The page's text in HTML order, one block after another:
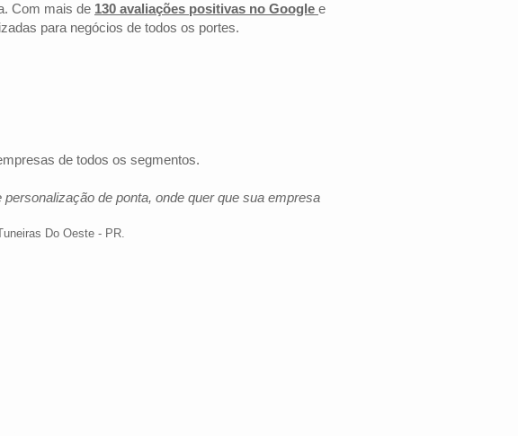
Com mais de 130 avaliações positivas no Google e
para negócios de todos os portes.
de todos os segmentos.
de ponta, onde quer que sua empresa
Do Oeste - PR.